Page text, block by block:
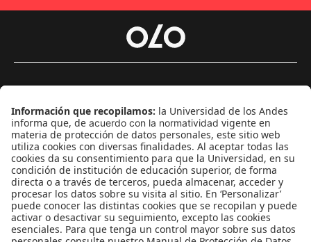
Política
Cultura
Medio ambiente
Medios y periodismo
Ciudad
Movilización social